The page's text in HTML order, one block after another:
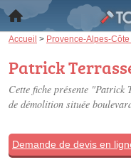
Accueil > Provence-Alpes-
Patrick
Cette fiche présente
de démolition située
Demande de devis en